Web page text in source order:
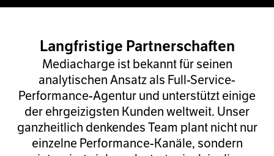
Langfristige Partnerschaften
Mediacharge ist bekannt für seinen
analytischen Ansatz als Full-Service-
Performance-Agentur und unterstützt einige
der ehrgeizigsten Kunden weltweit. Unser
ganzheitlich denkendes Team plant nicht nur
einzelne Performance-Kanäle, sondern